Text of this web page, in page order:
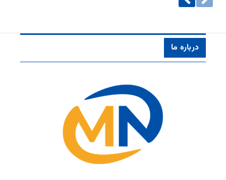
درباره ما